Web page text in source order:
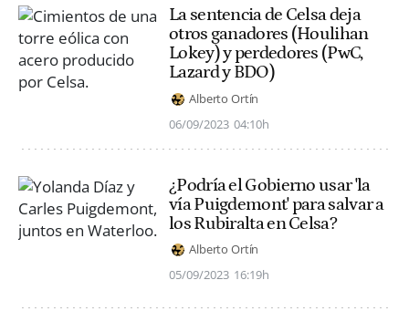
La sentencia de Celsa deja
otros ganadores (Houlihan
Lokey) y perdedores (PwC,
Lazard y BDO)
Alberto Ortín
06/09/2023 04:10h
¿Podría el Gobierno usar 'la
vía Puigdemont' para salvar a
los Rubiralta en Celsa?
Alberto Ortín
05/09/2023 16:19h